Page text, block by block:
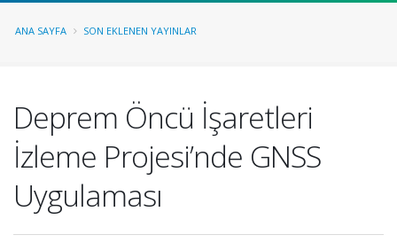
ANA SAYFA SON EKLENEN YAYINLAR
Deprem Öncü İşaretleri
İzleme Projesi’nde GNSS
Uygulaması